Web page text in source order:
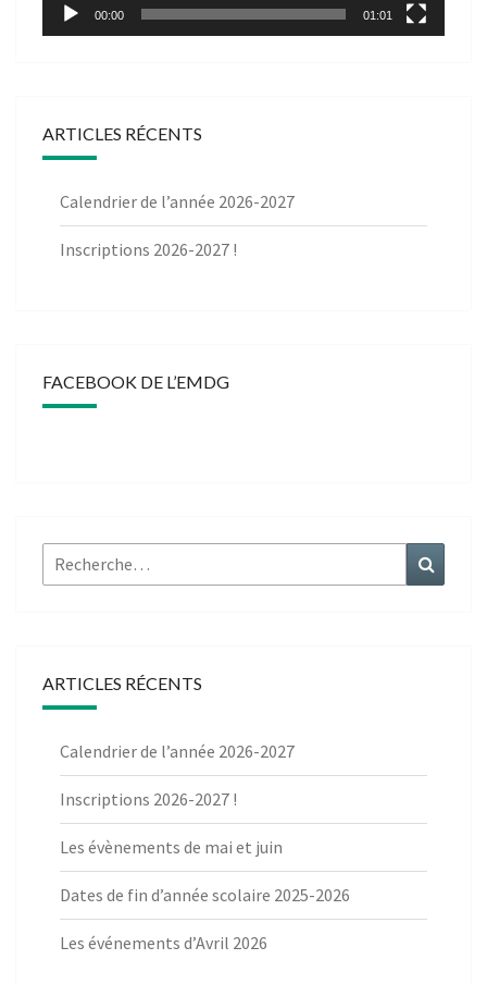
00:00 01:01
ARTICLES RÉCENTS
Calendrier de l’année 2026-2027
Inscriptions 2026-2027 !
FACEBOOK DE L’EMDG
Rechercher :
ARTICLES RÉCENTS
Calendrier de l’année 2026-2027
Inscriptions 2026-2027 !
Les évènements de mai et juin
Dates de fin d’année scolaire 2025-2026
Les événements d’Avril 2026